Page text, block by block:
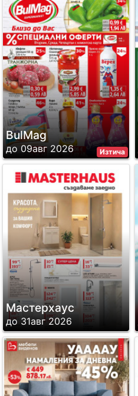
Изтича
BulMag
до 09авг 2026
Мастерхаус
до 31авг 2026